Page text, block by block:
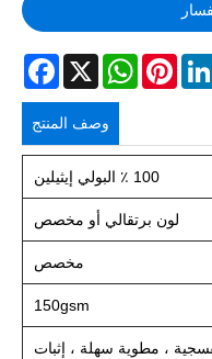
X
WhatsAppPinterest
وصف المنتج
100 ٪ البولي إيثيلين
لون برتقالي أو مخصص
مخصص
150gsm
، مطوية سهلة ، إثبات